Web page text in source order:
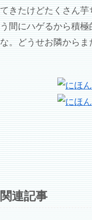
てきたけどたくさん
う間にハゲるから積
な。どうせお隣から
関連記事